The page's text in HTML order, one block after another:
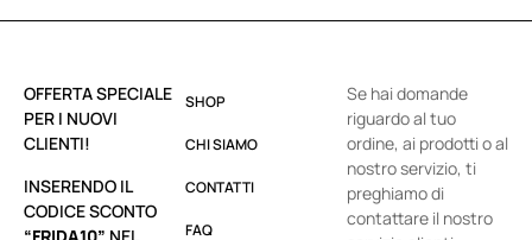
OFFERTA SPECIALE
PER I NUOVI
CLIENTI!
INSERENDO IL
CODICE SCONTO
“FRIDA10” NEL
SHOP
CHI SIAMO
CONTATTI
FAQ
Se hai domande
riguardo al tuo
ordine, ai prodotti o al
nostro servizio, ti
preghiamo di
contattare il nostro